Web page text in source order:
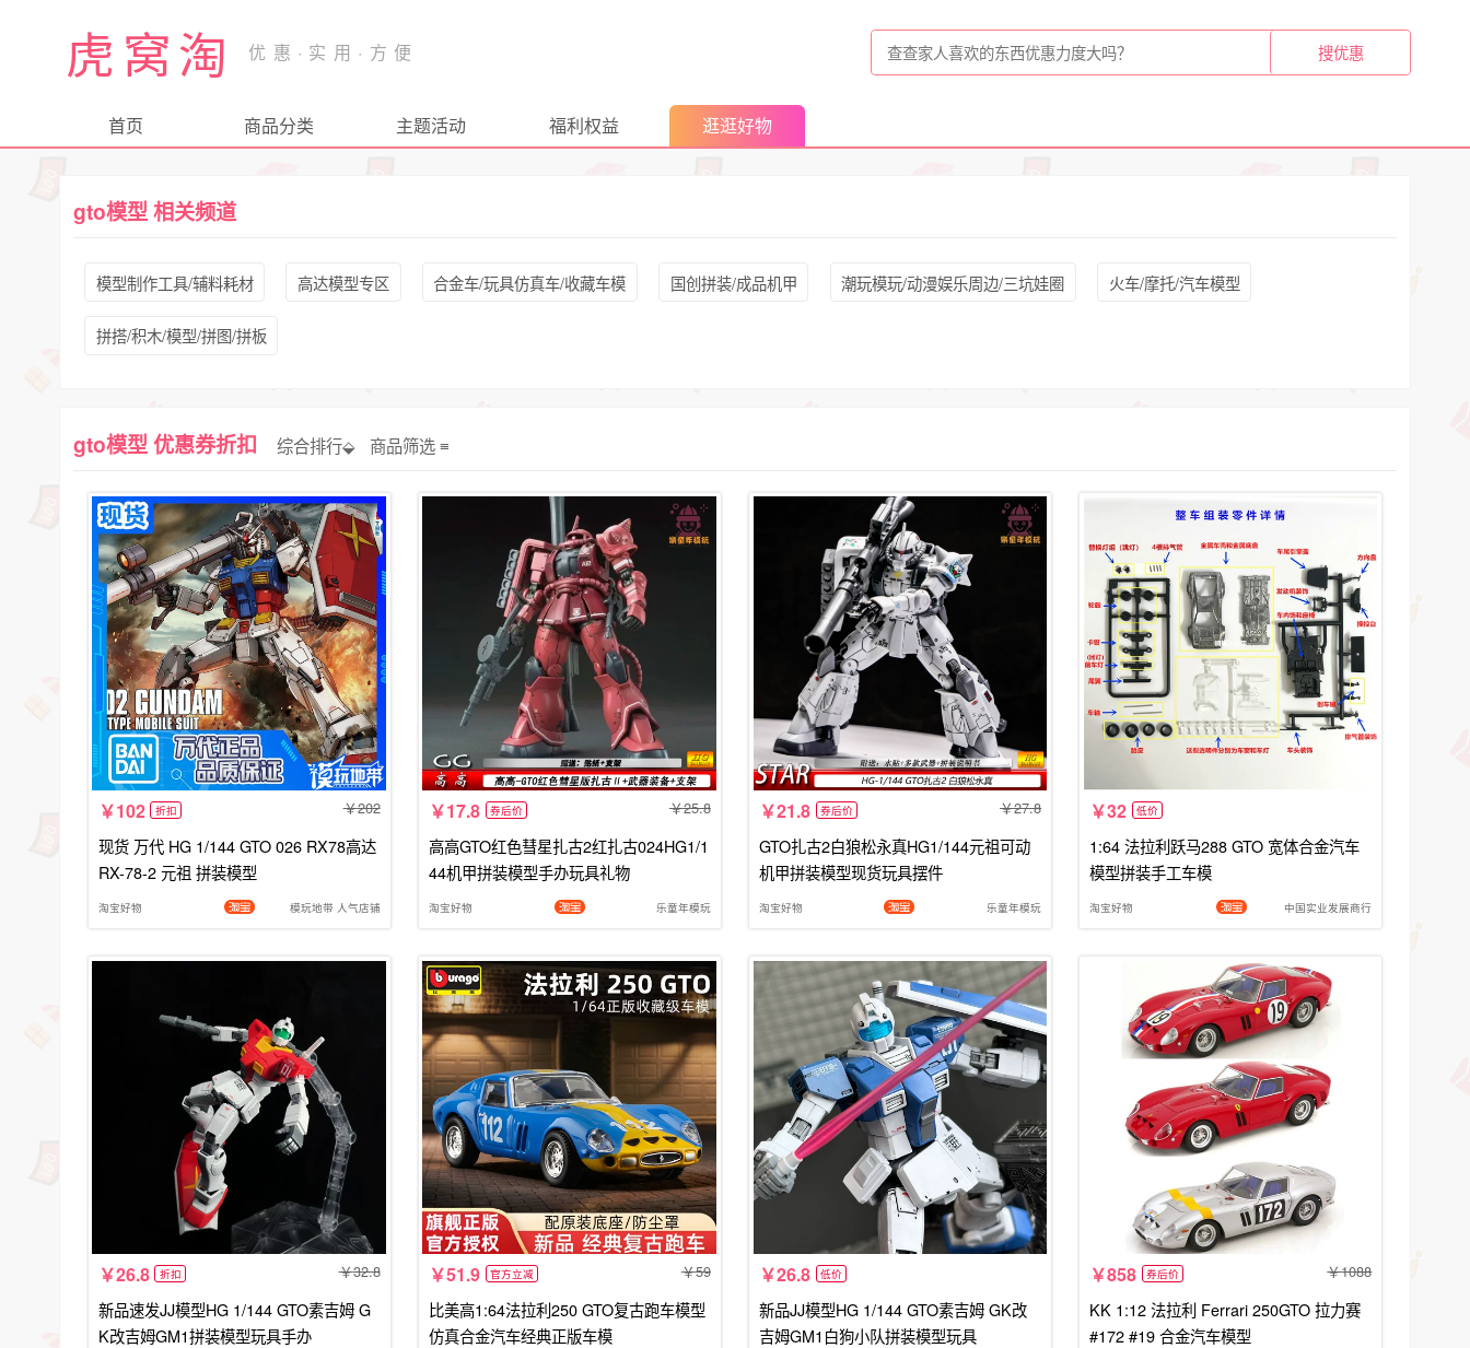
虎窝淘
首页 商品分类 主题活动 福利权益 逛逛好物
gto模型 相关频道
模型制作工具/辅料耗材 高达模型专区 合金车/玩具仿真车/收藏车模 国创拼装/成品机甲 潮玩模玩/动漫娱乐周边/三坑娃圈 火车/摩托/汽车模型
拼搭/积木/模型/拼图/拼板
gto模型 优惠券折扣 综合排行⬙ 商品筛选
102 折扣 202
现货 万代 HG 1/144 GTO 026 RX78高达
RX-78-2 元祖 拼装模型
淘宝好物 模玩地带 人气店铺
17.8 券后价 25.8
高高GTO红色彗星扎古2红扎古024HG1/1
44机甲拼装模型手办玩具礼物
淘宝好物 乐童年模玩
21.8 券后价 27.8
GTO扎古2白狼松永真HG1/144元祖可动
机甲拼装模型现货玩具摆件
淘宝好物 乐童年模玩
32 低价
1:64 法拉利跃马288 GTO 宽体合金汽车
模型拼装手工车模
淘宝好物 中国实业发展商行
26.8 折扣 32.8
新品速发JJ模型HG 1/144 GTO素吉姆 G
K改吉姆GM1拼装模型玩具手办
51.9 官方立减 59
比美高1:64法拉利250 GTO复古跑车模型
仿真合金汽车经典正版车模
26.8 低价
新品JJ模型HG 1/144 GTO素吉姆 GK改
吉姆GM1白狗小队拼装模型玩具
858 券后价 1088
KK 1:12 法拉利 Ferrari 250GTO 拉力赛
#172 #19 合金汽车模型